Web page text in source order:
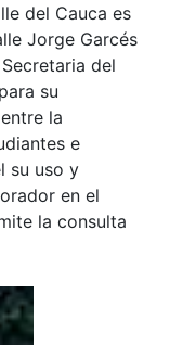
del Cauca es
Jorge Garcés
del
su
la
e
su uso y
en el
la consulta